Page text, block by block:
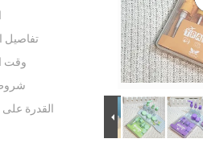
تفاصيل
وقت
القدرة